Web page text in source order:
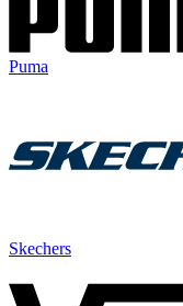
Puma
Skechers